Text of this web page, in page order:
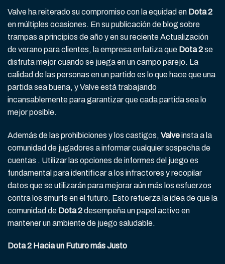
Valve ha reiterado su compromiso con la equidad en Dota 2
en múltiples ocasiones. En su publicación de blog sobre
trampas a principios de año y en su reciente Actualización
de verano para clientes, la empresa enfatiza que Dota 2se
disfruta mejor cuando se juega en un campo parejo. La
calidad de las personas en un partido es lo que hace que una
partida sea buena, y Valve está trabajando
incansablemente para garantizar que cada partida sea lo
mejor posible.
Además de las prohibiciones y los castigos, Valveinsta a la
comunidad de jugadores a informar cualquier sospecha de
cuentas . Utilizar las opciones de informes del juego es
fundamental para identificar a los infractores y recopilar
datos que se utilizarán para mejorar aún más los esfuerzos
contra los smurfs en el futuro. Esto refuerza la idea de que la
comunidad de Dota 2desempeña un papel activo en
mantener un ambiente de juego saludable.
Dota 2 Hacia un Futuro más Justo